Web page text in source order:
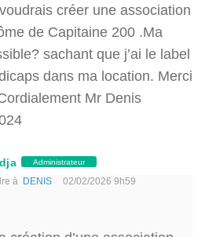
créer une association
de Capitaine 200 .Ma
sachant que j’ai le label
dans ma location. Merci
Mr Denis
Administrateur
à DENIS 02/02/2026 9h59